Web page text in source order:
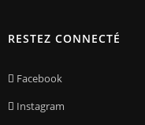
RESTEZ CONNECTÉ
Facebook
Instagram